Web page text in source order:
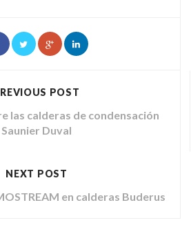
POST
las calderas de condensación
Saunier Duval
NEXT POST
en calderas Buderus